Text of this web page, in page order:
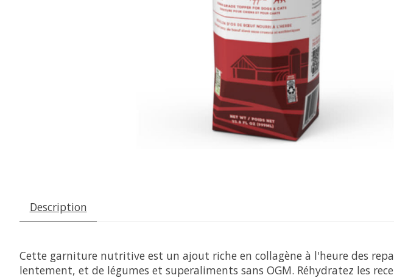
Description
Cette garniture nutritive est un ajout riche en collagène à l'heure des
lentement, et de légumes et superaliments sans OGM. Réhydratez les